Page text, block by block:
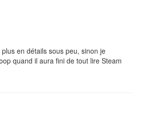
en détails sous peu, sinon je
quand il aura fini de tout lire Steam